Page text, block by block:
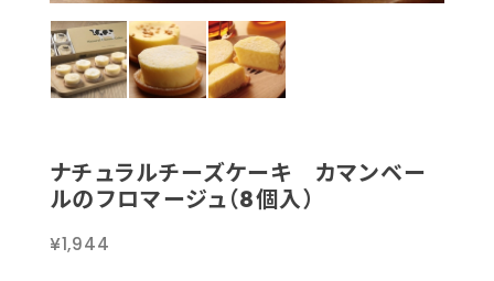
ナチュラルチーズケーキ カマンベー
ルのフロマージュ（8個入）
¥1,944